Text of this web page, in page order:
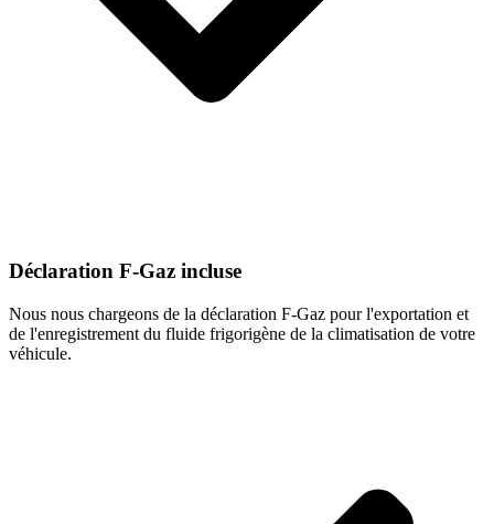
Déclaration F-Gaz incluse
Nous nous chargeons de la déclaration F-Gaz pour l'exportation et
de l'enregistrement du fluide frigorigène de la climatisation de votre
véhicule.